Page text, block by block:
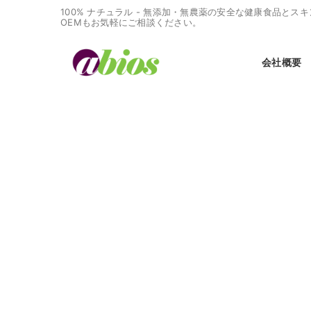
100% ナチュラル - 無添加・無農薬の安全な健康食品とスキ
OEMもお気軽にご相談ください。
会社概要